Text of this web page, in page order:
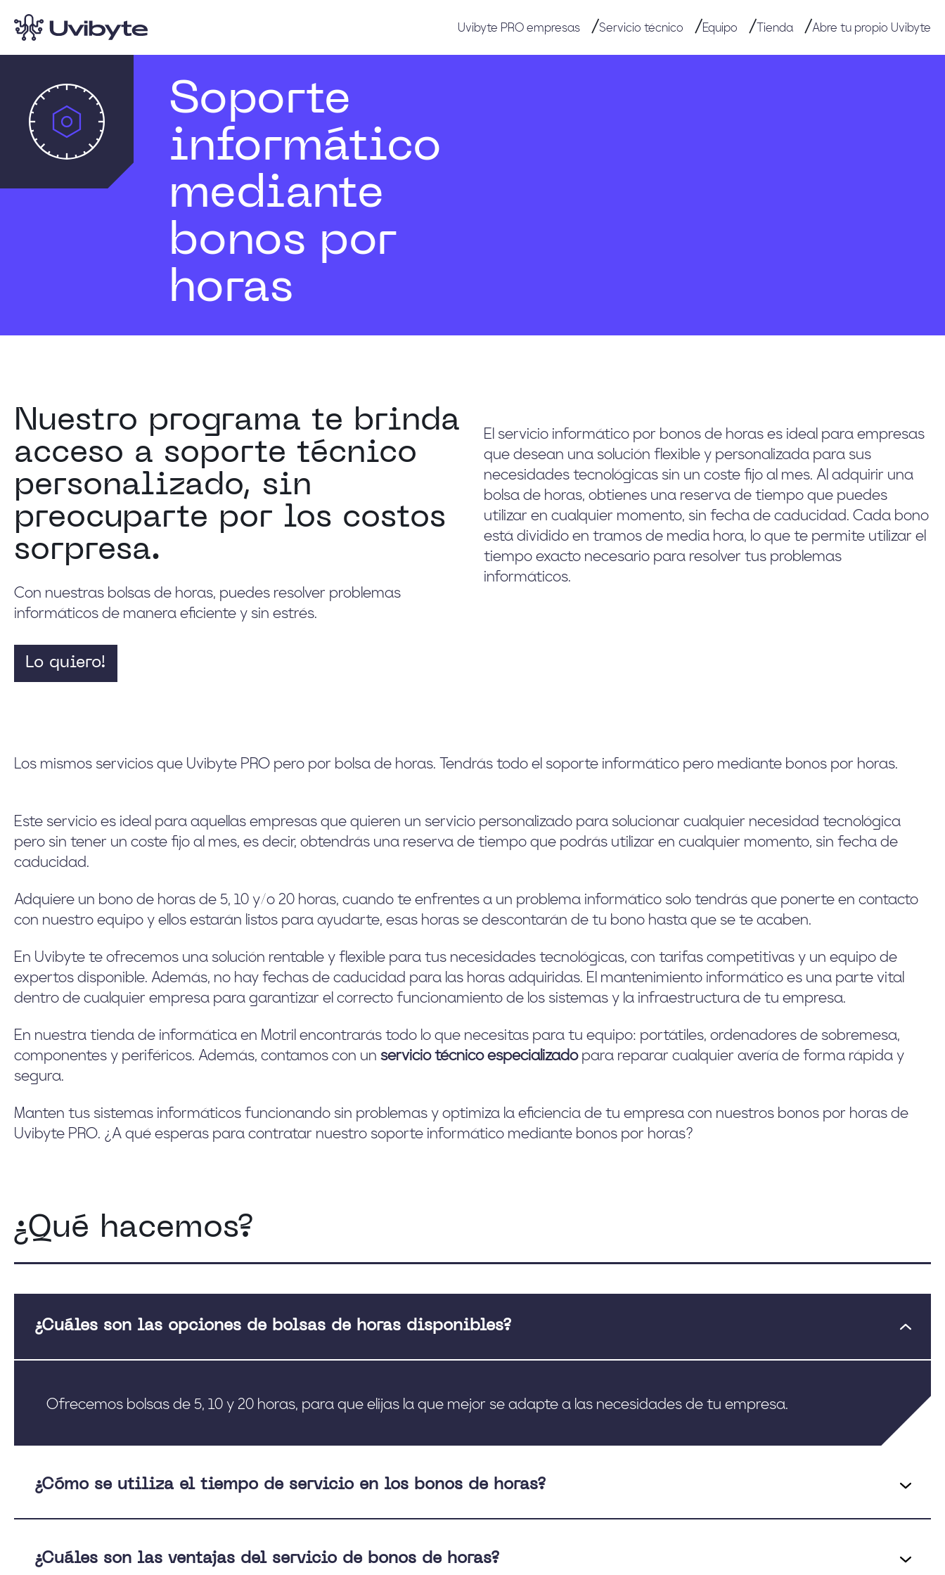
Uvibyte PRO empresas Servicio técnico Equipo Tienda Abre tu propio Uvibyte
Soporte
informático
mediante
bonos por
horas
Nuestro programa te brinda
acceso a soporte técnico
personalizado, sin
preocuparte por los costos
sorpresa.
Con nuestras bolsas de horas, puedes resolver problemas
informáticos de manera eficiente y sin estrés.
Lo quiero!
El servicio informático por bonos de horas es ideal para empresas
que desean una solución flexible y personalizada para sus
necesidades tecnológicas sin un coste fijo al mes. Al adquirir una
bolsa de horas, obtienes una reserva de tiempo que puedes
utilizar en cualquier momento, sin fecha de caducidad. Cada bono
está dividido en tramos de media hora, lo que te permite utilizar el
tiempo exacto necesario para resolver tus problemas
informáticos.
Los mismos servicios que Uvibyte PRO pero por bolsa de horas. Tendrás todo el soporte informático pero mediante bonos por horas.
Este servicio es ideal para aquellas empresas que quieren un servicio personalizado para solucionar cualquier necesidad tecnológica
pero sin tener un coste fijo al mes, es decir, obtendrás una reserva de tiempo que podrás utilizar en cualquier momento, sin fecha de
caducidad.
Adquiere un bono de horas de 5, 10 y/o 20 horas, cuando te enfrentes a un problema informático solo tendrás que ponerte en contacto
con nuestro equipo y ellos estarán listos para ayudarte, esas horas se descontarán de tu bono hasta que se te acaben.
En Uvibyte te ofrecemos una solución rentable y flexible para tus necesidades tecnológicas, con tarifas competitivas y un equipo de
expertos disponible. Además, no hay fechas de caducidad para las horas adquiridas. El mantenimiento informático es una parte vital
dentro de cualquier empresa para garantizar el correcto funcionamiento de los sistemas y la infraestructura de tu empresa.
En nuestra tienda de informática en Motril encontrarás todo lo que necesitas para tu equipo: portátiles, ordenadores de sobremesa,
componentes y periféricos. Además, contamos con un servicio técnicoespecializadopara reparar cualquier avería de forma rápida y
segura.
Manten tus sistemas informáticos funcionando sin problemas y optimiza la eficiencia de tu empresa con nuestros bonos por horas de
Uvibyte PRO. ¿A qué esperas para contratar nuestro soporte informático mediante bonos por horas?
¿Qué hacemos?
¿Cuáles son las opciones de bolsas de horas disponibles?
Ofrecemos bolsas de 5, 10 y 20 horas, para que elijas la que mejor se adapte a las necesidades de tu empresa.
¿Cómo se utiliza el tiempo de servicio en los bonos de horas?
¿Cuáles son las ventajas del servicio de bonos de horas?